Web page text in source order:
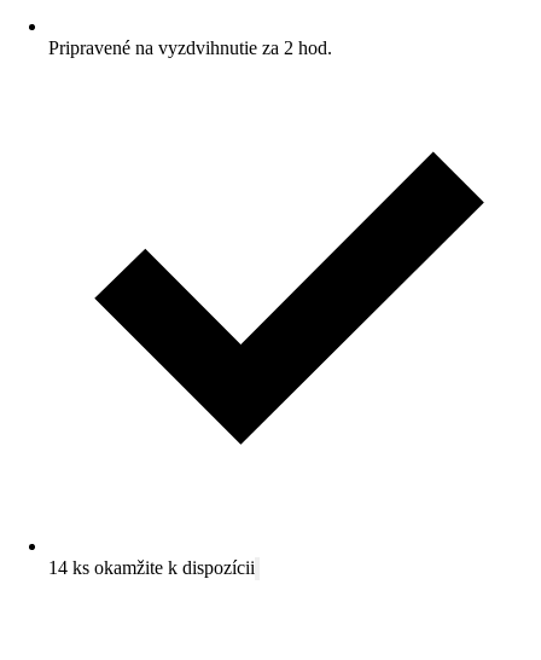
Pripravené na vyzdvihnutie za 2 hod.
14 ks okamžite k dispozícii